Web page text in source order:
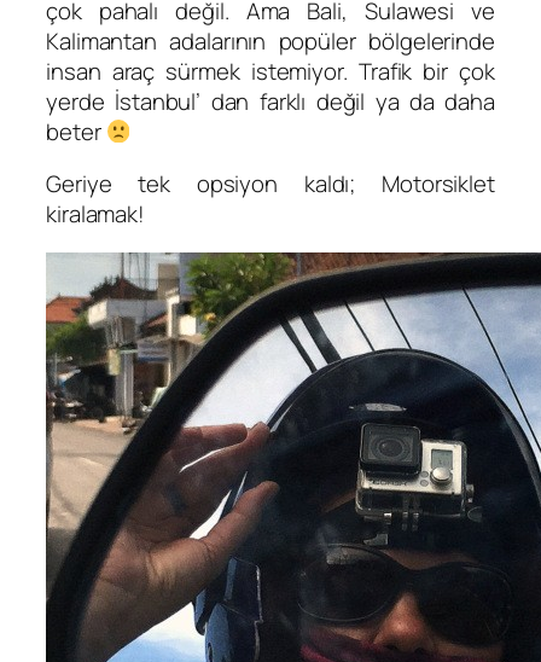
çok pahalı değil. Ama Bali, Sulawesi ve
Kalimantan adalarının popüler bölgelerinde
insan araç sürmek istemiyor. Trafik bir çok
yerde İstanbul’ dan farklı değil ya da daha
beter
Geriye tek opsiyon kaldı; Motorsiklet
kiralamak!